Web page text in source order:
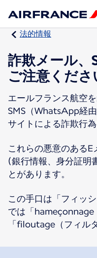
法的情報
詐欺メール、
ご注意くださ
エールフランス航空
SMS（WhatsApp経
サイトによる詐欺行
これらの悪意のあるE
(銀行情報、身分証明
とがあります。
この手口は「フィッ
では「hameçonnage
「filoutage（フィル